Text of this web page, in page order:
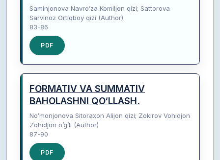
Saminjonova Navro’za Komiljon qizi; Sattorova
Sarvinoz Ortiqboy qizi (Author)
83-86
PDF
FORMATIV VA SUMMATIV
BAHOLASHNI QO‘LLASH.
No’monjonova Sitoraxon Alijon qizi; Zokirov Vohidjon
Zohidjon o’g’li (Author)
87-90
PDF